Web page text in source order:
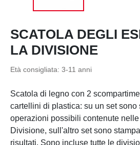
SCATOLA DEGLI
LA DIVISIONE
Età consigliata: 3-11 anni
Scatola di legno con 2
cartellini di plastica: su un set sono
operazioni possibili contenute
Divisione, sull'altro set sono
risultati. Sono incluse tutte le